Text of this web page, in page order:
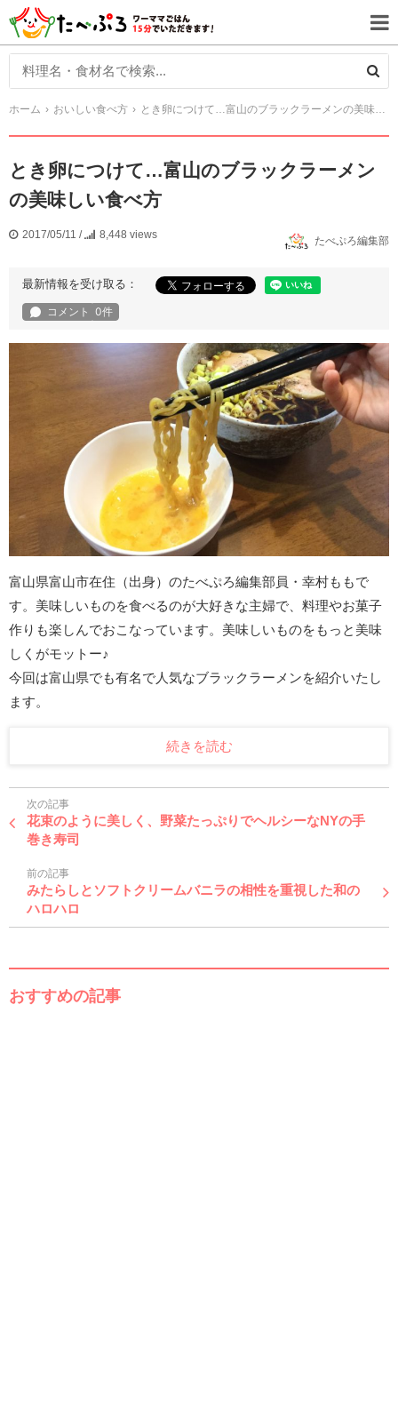
ホーム おいしい食べ方 とき卵につけて…富山のブラックラーメンの美味しい食べ方
とき卵につけて…富山のブラックラーメン
の美味しい食べ方
2017/05/11 / 8,448 views たべぷろ編集部
最新情報を受け取る：
富山県富山市在住（出身）のたべぷろ編集部員・幸村ももで
す。美味しいものを食べるのが大好きな主婦で、料理やお菓子
作りも楽しんでおこなっています。美味しいものをもっと美味
しくがモットー♪
今回は富山県でも有名で人気なブラックラーメンを紹介いたし
ます。
続きを読む
次の記事
花束のように美しく、野菜たっぷりでヘルシーなNYの手
巻き寿司
前の記事
みたらしとソフトクリームバニラの相性を重視した和の
ハロハロ
おすすめの記事